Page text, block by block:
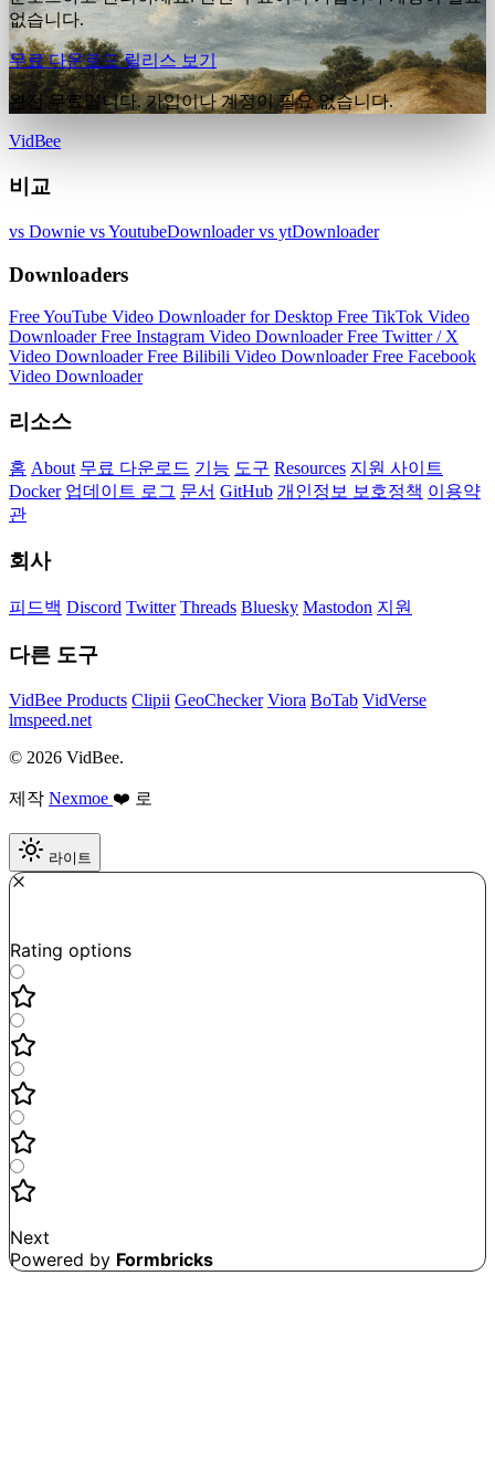
없습니다.
무료 다운로드릴리스 보기
완전 무료입니다. 가입이나 계정이 필요 없습니다.
VidBee
비교
vs Downie vs YoutubeDownloadervs ytDownloader
Downloaders
Free YouTube Video Downloader for Desktop Free TikTok Video
DownloaderFree Instagram Video DownloaderFree Twitter / X
Video DownloaderFree Bilibili Video DownloaderFree Facebook
Video Downloader
리소스
홈 About 무료 다운로드 기능 도구 Resources 지원 사이트
Docker 업데이트 로그 문서 GitHub 개인정보 보호정책 이용약
관
회사
피드백 Discord Twitter Threads Bluesky Mastodon 지원
다른 도구
VidBee Products Clipii GeoChecker Viora BoTab VidVerse
lmspeed.net
© 2026 VidBee.
제작 Nexmoe ❤️ 로
라이트
Rating options
Next
Powered by Formbricks